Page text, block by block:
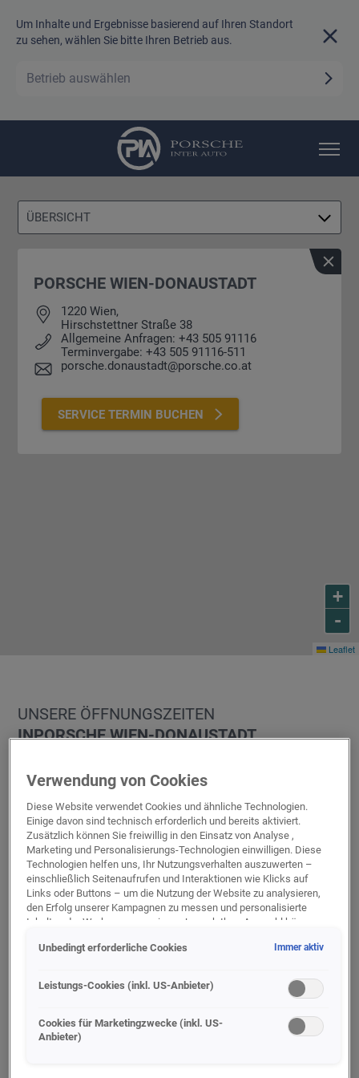
Um Inhalte und Ergebnisse basierend auf Ihren Standort
zu sehen, wählen Sie bitte Ihren Betrieb aus.
Betrieb auswählen
ÜBERSICHT
TEAM
KARRIERE
PORSCHE WIEN-DONAUSTADT
1220 Wien,
Hirschstettner Straße 38
Allgemeine Anfragen: +43 505 91116
Terminvergabe:+43 505 91116-511
porsche.donaustadt@porsche.co.at
SERVICE TERMIN BUCHEN
+
-
Leaflet
UNSERE ÖFFNUNGSZEITEN
INPORSCHE WIEN-DONAUSTADT
BETRIEBSURLAUBE UND
FEIERTAGE
Liebe Kunden,
unser Betrieb hat an folgenden Tagen
geschlossen:
15.08.2026
Neu- und
Gebrauchtwagenverkauf
Reparaturannahme
NEU- UND GEBRAUCHTWAGENVERKAUF
Verwendung von Cookies
Diese Website verwendet Cookies und ähnliche Technologien.
Einige davon sind technisch erforderlich und bereits aktiviert.
Zusätzlich können Sie freiwillig in den Einsatz von Analyse ,
Marketing und Personalisierungs-Technologien einwilligen. Diese
Technologien helfen uns, Ihr Nutzungsverhalten auszuwerten –
einschließlich Seitenaufrufen und Interaktionen wie Klicks auf
Links oder Buttons – um die Nutzung der Website zu analysieren,
den Erfolg unserer Kampagnen zu messen und personalisierte
Inhalte oder Werbung anzuzeigen. Je nach Ihrer Auswahl können
übermittelt werden, einschließlich gehashter Kontaktinformationen,
oder Telefonnummer).
Dienste der Google Ireland Ltd., die personenbezogene Daten an
die Google LLC in den USA weiterleiten kann. In den USA besteht
Unbedingt erforderliche Cookies Immer aktiv
Leistungs-Cookies (inkl. US-Anbieter)
Cookies für Marketingzwecke (inkl. US-
Anbieter)